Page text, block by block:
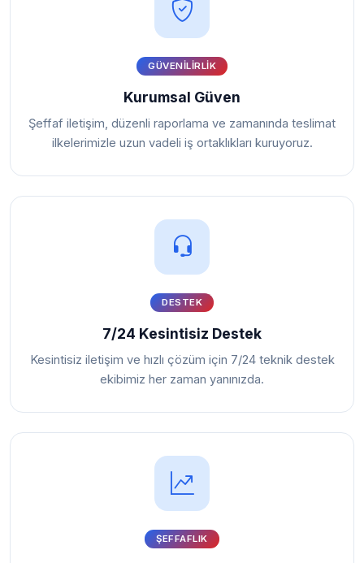
GÜVENILIRLIK
Kurumsal Güven
Şeffaf iletişim, düzenli raporlama ve zamanında teslimat
ilkelerimizle uzun vadeli iş ortaklıkları kuruyoruz.
DESTEK
7/24 Kesintisiz Destek
Kesintisiz iletişim ve hızlı çözüm için 7/24 teknik destek
ekibimiz her zaman yanınızda.
ŞEFFAFLIK